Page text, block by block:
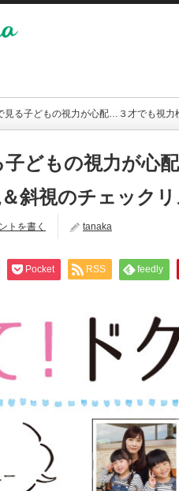
見る子どもの視力が心配…３才でも視力
どもの視力が心
斜視のチェックリ
トを書く tanaka
Pocket RSS feedly